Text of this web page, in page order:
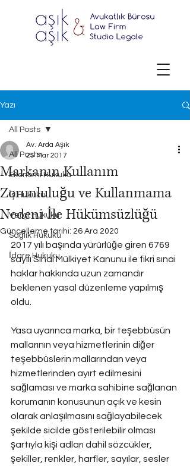
Yazı
All Posts
Ekonomi Hukuku
İş Hukuku
Vergi Hukuku
Sağlık Hukuku
İdare Hukuku
All Posts
Markanın Kullanım
Zorunluluğu ve Kullanmama
Nedeni İle Hükümsüzlüğü
Av. Arda Aşık
25 Mar 2017
Güncelleme tarihi: 26 Ara 2020
2017 yılı başında yürürlüğe giren 6769
sayılı Sınai Mülkiyet Kanunu ile fikri sınai
haklar hakkında uzun zamandır
beklenen yasal düzenleme yapılmış
oldu.
Yasa uyarınca marka, bir teşebbüsün
mallarının veya hizmetlerinin diğer
teşebbüslerin mallarından veya
hizmetlerinden ayırt edilmesini
sağlaması ve marka sahibine sağlanan
korumanın konusunun açık ve kesin
olarak anlaşılmasını sağlayabilecek
şekilde sicilde gösterilebilir olması
şartıyla kişi adları dahil sözcükler,
şekiller, renkler, harfler, sayılar, sesler